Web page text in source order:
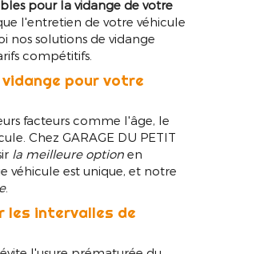
pour la vidange de votre
l'entretien de votre véhicule
nos solutions de vidange
compétitifs.
vidange pour votre
facteurs comme l'âge, le
Chez GARAGE DU PETIT
la meilleure option en
véhicule est unique, et notre
.
les intervalles de